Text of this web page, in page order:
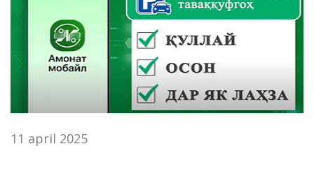
11 april 2025